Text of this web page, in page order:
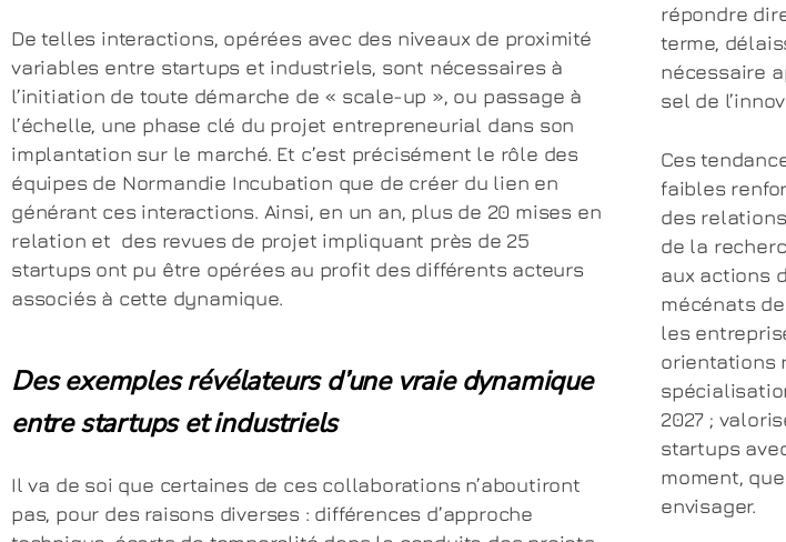
De telles interactions, opérées avec des niveaux de proximité
variables entre startups et industriels, sont nécessaires à
l’initiation de toute démarche de « scale-up », ou passage à
l’échelle, une phase clé du projet entrepreneurial dans son
implantation sur le marché. Et c’est précisément le rôle des
équipes de Normandie Incubation que de créer du lien en
générant ces interactions. Ainsi, en un an, plus de 20 mises en
relation et des revues de projet impliquant près de 25
startups ont pu être opérées au profit des différents acteurs
associés à cette dynamique.
Des exemples révélateurs d’une vraie dynamique
entre startups et industriels
Il va de soi que certaines de ces collaborations n’aboutiront
pas, pour des raisons diverses : différences d’approche
répondre
terme,
nécessaire
sel de
Ces
faibles
des
de la
aux actions
mécénats
les
orientations
2027 ;
startups
moment,
envisager.